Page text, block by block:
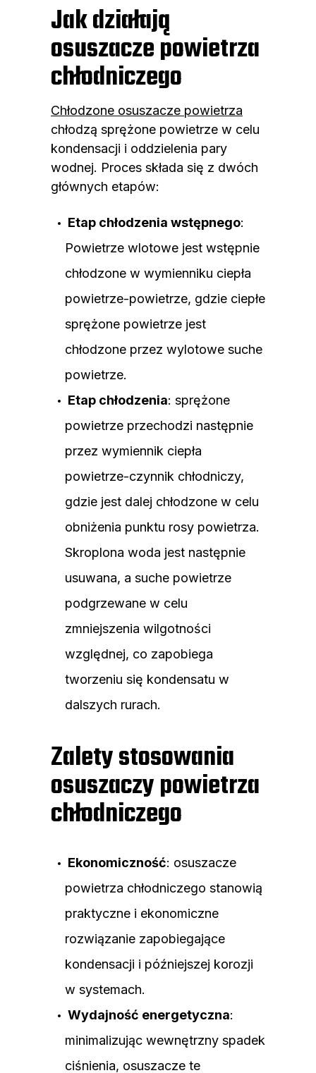
Jak działają
osuszacze powietrza
chłodniczego
Chłodzone osuszacze powietrza
chłodzą sprężone powietrze w celu
kondensacji i oddzielenia pary
wodnej. Proces składa się z dwóch
głównych etapów:
Etap chłodzenia wstępnego:
Powietrze wlotowe jest wstępnie
chłodzone w wymienniku ciepła
powietrze-powietrze, gdzie ciepłe
sprężone powietrze jest
chłodzone przez wylotowe suche
powietrze.
Etap chłodzenia: sprężone
powietrze przechodzi następnie
przez wymiennik ciepła
powietrze-czynnik chłodniczy,
gdzie jest dalej chłodzone w celu
obniżenia punktu rosy powietrza.
Skroplona woda jest następnie
usuwana, a suche powietrze
podgrzewane w celu
zmniejszenia wilgotności
względnej, co zapobiega
tworzeniu się kondensatu w
dalszych rurach.
Zalety stosowania
osuszaczy powietrza
chłodniczego
Ekonomiczność: osuszacze
powietrza chłodniczego stanowią
praktyczne i ekonomiczne
rozwiązanie zapobiegające
kondensacji i późniejszej korozji
w systemach.
Wydajność energetyczna:
minimalizując wewnętrzny spadek
ciśnienia, osuszacze te